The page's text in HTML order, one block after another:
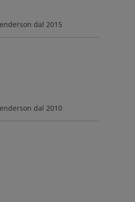
dal 2015
dal 2010